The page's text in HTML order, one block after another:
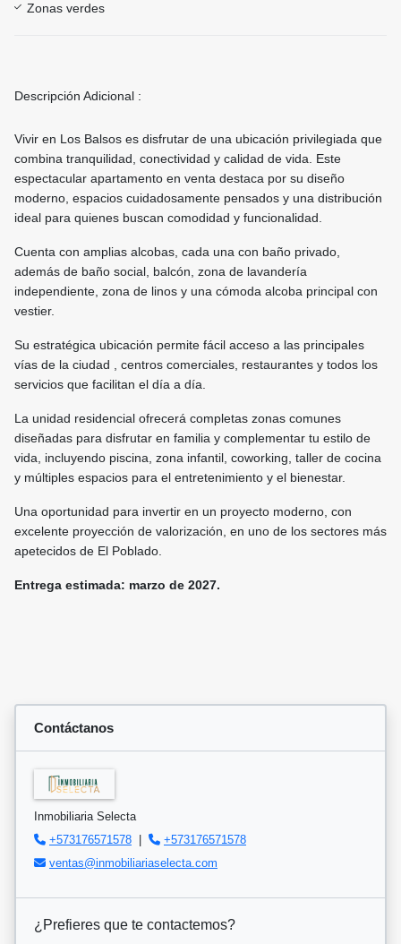
Zonas verdes
Descripción Adicional :
Vivir en Los Balsos es disfrutar de una ubicación privilegiada que
combina tranquilidad, conectividad y calidad de vida. Este
espectacular apartamento en venta destaca por su diseño
moderno, espacios cuidadosamente pensados y una distribución
ideal para quienes buscan comodidad y funcionalidad.
Cuenta con amplias alcobas, cada una con baño privado,
además de baño social, balcón, zona de lavandería
independiente, zona de linos y una cómoda alcoba principal con
vestier.
Su estratégica ubicación permite fácil acceso a las principales
vías de la ciudad , centros comerciales, restaurantes y todos los
servicios que facilitan el día a día.
La unidad residencial ofrecerá completas zonas comunes
diseñadas para disfrutar en familia y complementar tu estilo de
vida, incluyendo piscina, zona infantil, coworking, taller de cocina
y múltiples espacios para el entretenimiento y el bienestar.
Una oportunidad para invertir en un proyecto moderno, con
excelente proyección de valorización, en uno de los sectores más
apetecidos de El Poblado.
Entrega estimada: marzo de 2027.
Contáctanos
Inmobiliaria Selecta
+573176571578 |
+573176571578
ventas@inmobiliariaselecta.com
¿Prefieres que te contactemos?